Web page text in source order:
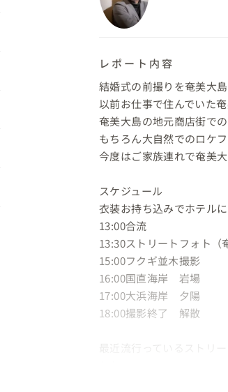
レポート内容
結婚式の前撮りを奄美大
以前お仕事で住んでいた
奄美大島の地元商店街で
もちろん大自然でのロケ
今度はご家族連れで奄美
スケジュール
衣装お持ち込みでホテル
13:00合流
13:30ストリートフォト（
15:00フクギ並木撮影
16:00国直海岸　岩場
17:00大浜海岸　夕陽
18:00撮影終了　解散
最近流行っているストリ